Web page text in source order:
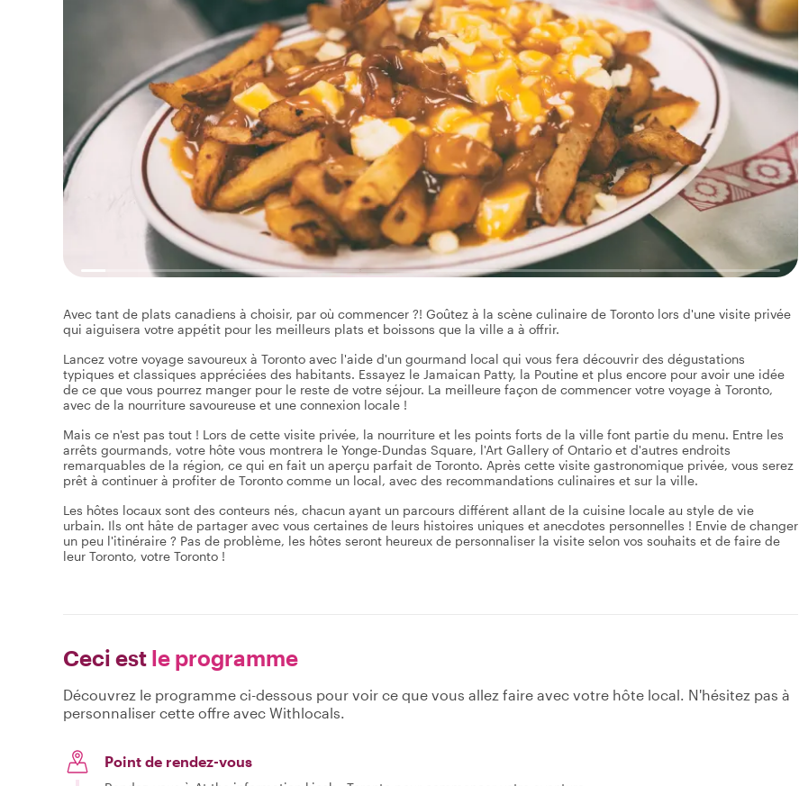
Avec tant de plats canadiens à choisir, par où commencer ?! Goûtez à la scène culinaire de Toronto lors d'une visite privée
qui aiguisera votre appétit pour les meilleurs plats et boissons que la ville a à offrir.
Lancez votre voyage savoureux à Toronto avec l'aide d'un gourmand local qui vous fera découvrir des dégustations
typiques et classiques appréciées des habitants. Essayez le Jamaican Patty, la Poutine et plus encore pour avoir une idée
de ce que vous pourrez manger pour le reste de votre séjour. La meilleure façon de commencer votre voyage à Toronto,
avec de la nourriture savoureuse et une connexion locale !
Mais ce n'est pas tout ! Lors de cette visite privée, la nourriture et les points forts de la ville font partie du menu. Entre les
arrêts gourmands, votre hôte vous montrera le Yonge-Dundas Square, l'Art Gallery of Ontario et d'autres endroits
remarquables de la région, ce qui en fait un aperçu parfait de Toronto. Après cette visite gastronomique privée, vous serez
prêt à continuer à profiter de Toronto comme un local, avec des recommandations culinaires et sur la ville.
Les hôtes locaux sont des conteurs nés, chacun ayant un parcours différent allant de la cuisine locale au style de vie
urbain. Ils ont hâte de partager avec vous certaines de leurs histoires uniques et anecdotes personnelles ! Envie de changer
un peu l'itinéraire ? Pas de problème, les hôtes seront heureux de personnaliser la visite selon vos souhaits et de faire de
leur Toronto, votre Toronto !
Ceci est le programme
Découvrez le programme ci-dessous pour voir ce que vous allez faire avec votre hôte local. N'hésitez pas à
personnaliser cette offre avec Withlocals.
Point de rendez-vous